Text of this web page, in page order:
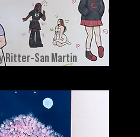
Ritter-San Martin